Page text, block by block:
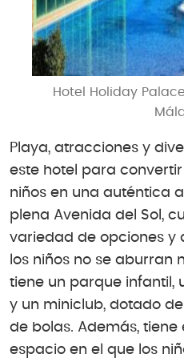
Hotel Holiday
Playa, atracciones y
este hotel para
niños en una auténtica
plena Avenida del Sol,
variedad de opciones y
los niños no se aburran
tiene un parque infantil,
y un miniclub, dotado
de bolas. Además, tiene
espacio en el que los